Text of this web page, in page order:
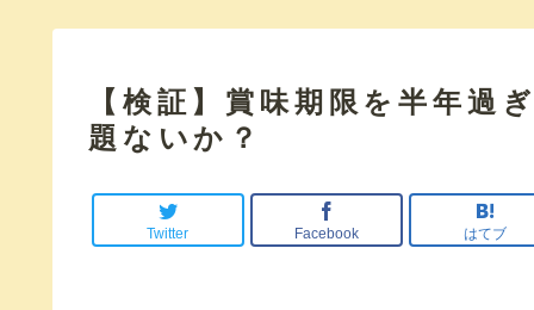
【検証】賞味期限を半年過
題ないか？
Twitter Facebook はてブ